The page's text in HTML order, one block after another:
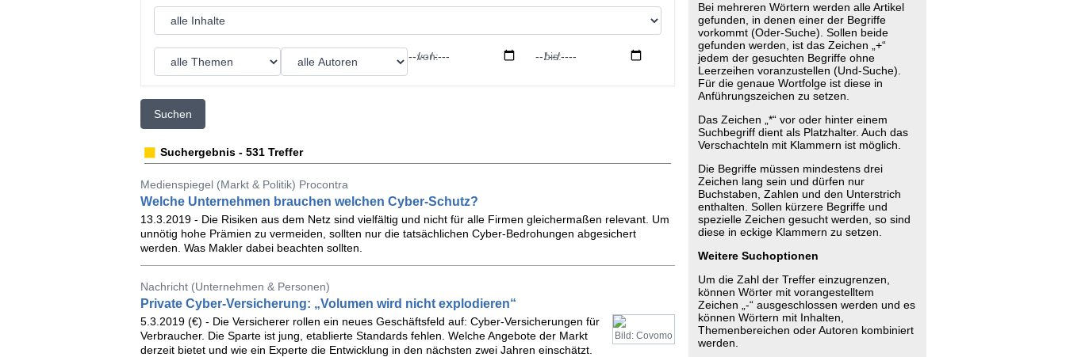
von: bis:
Suchen
Suchergebnis - 531 Treffer
Medienspiegel (Markt & Politik) Procontra
Welche Unternehmen brauchen welchen Cyber-Schutz?
13.3.2019 - Die Risiken aus dem Netz sind vielfältig und nicht für alle Firmen gleichermaßen relevant. Um
unnötig hohe Prämien zu vermeiden, sollten nur die tatsächlichen Cyber-Bedrohungen abgesichert
werden. Was Makler dabei beachten sollten.
Nachricht (Unternehmen & Personen)
Private Cyber-Versicherung: „Volumen wird nicht explodieren“
Bild: Covomo
5.3.2019 (€) - Die Versicherer rollen ein neues Geschäftsfeld auf: Cyber-Versicherungen für
Verbraucher. Die Sparte ist jung, etablierte Standards fehlen. Welche Angebote der Markt
derzeit bietet und wie ein Experte die Entwicklung in den nächsten zwei Jahren einschätzt.
Bei mehreren Wörtern werden alle Artikel
gefunden, in denen einer der Begriffe
vorkommt (Oder-Suche). Sollen beide
gefunden werden, ist das Zeichen „+“
jedem der gesuchten Begriffe ohne
Leerzeihen voranzustellen (Und-Suche).
Für die genaue Wortfolge ist diese in
Anführungszeichen zu setzen.
Das Zeichen „*“ vor oder hinter einem
Suchbegriff dient als Platzhalter. Auch das
Verschachteln mit Klammern ist möglich.
Die Begriffe müssen mindestens drei
Zeichen lang sein und dürfen nur
Buchstaben, Zahlen und den Unterstrich
enthalten. Sollen kürzere Begriffe und
spezielle Zeichen gesucht werden, so sind
diese in eckige Klammern zu setzen.
Weitere Suchoptionen
Um die Zahl der Treffer einzugrenzen,
können Wörter mit vorangestelltem
Zeichen „-“ ausgeschlossen werden und es
können Wörtern mit Inhalten,
Themenbereichen oder Autoren kombiniert
werden.